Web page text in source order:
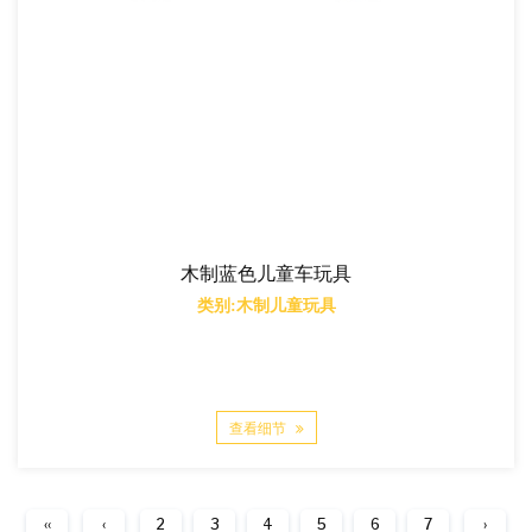
木制蓝色儿童车玩具
类别:木制儿童玩具
查看细节
‹‹ ‹ 2 3 4 5 6 7 ›